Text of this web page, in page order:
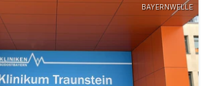
BAYERNWELLE